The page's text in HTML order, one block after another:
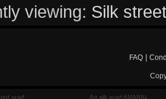
viewing: Silk
FAQ|
scarf
Art silk scarf AMARAL